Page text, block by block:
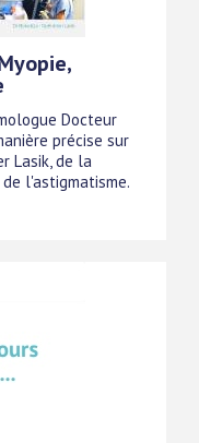
Docteur
précise sur
Lasik, de la
l'astigmatisme.